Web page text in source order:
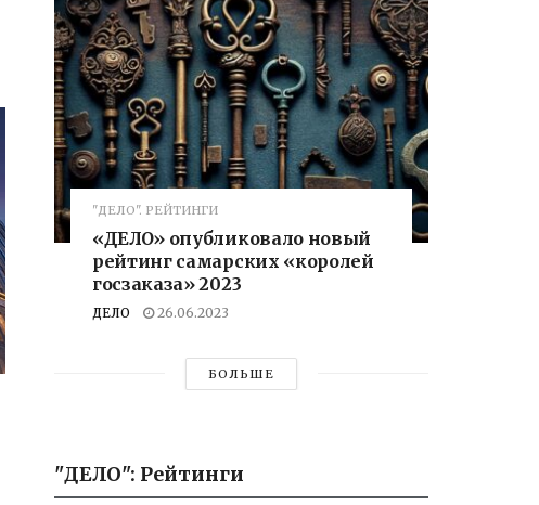
"ДЕЛО". РЕЙТИНГИ
«ДЕЛО» опубликовало новый
рейтинг самарских «королей
госзаказа» 2023
ДЕЛО 26.06.2023
БОЛЬШЕ
"ДЕЛО": Рейтинги